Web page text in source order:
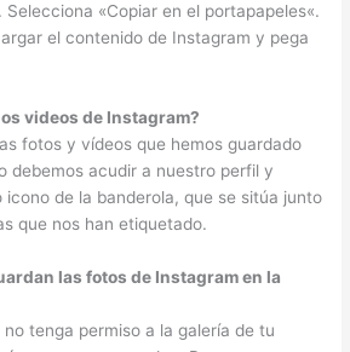
«Copiar en el portapapeles«.
el contenido de Instagram y pega
videos de Instagram?
fotos y vídeos que hemos guardado
debemos acudir a nuestro perfil y
icono de la banderola, que se sitúa junto
que nos han etiquetado.
las fotos de Instagram en la
tenga permiso a la galería de tu